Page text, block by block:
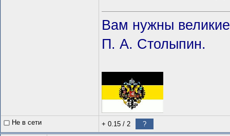
Вам нужны
П. А. Столыпин.
Не в сети + 0.15 / 2 ?